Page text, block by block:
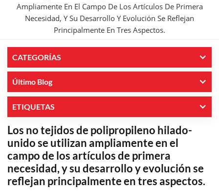
Ampliamente En El Campo De Los Artículos De Primera
Necesidad, Y Su Desarrollo Y Evolución Se Reflejan
Principalmente En Tres Aspectos.
CATEGORÍAS
Último Blog
ETIQUETAS
Los no tejidos de polipropileno hilado-
unido se utilizan ampliamente en el
campo de los artículos de primera
necesidad, y su desarrollo y evolución se
reflejan principalmente en tres aspectos.